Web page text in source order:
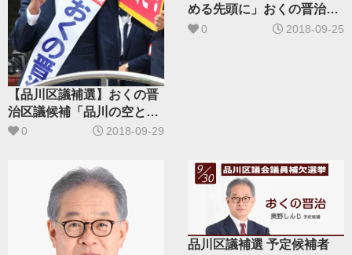
【品川区議補選】おくの晋
治区議候補「品川の空と暮
らし守る」
0 2018-09-29
める先頭に」おくの晋治候
補が第一声
0 2018-09-25
品川区議補選 予定候補者